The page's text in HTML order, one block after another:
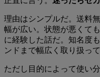
理由はシンプルだ。送料
幅が広い。状態が悪くて
に経験した話だ。知名度
ンドまで幅広く取り扱って
ただし目的によって使い